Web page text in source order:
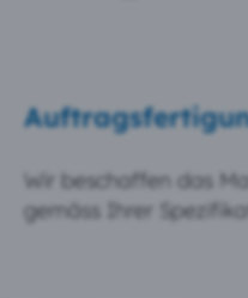
Wir beschaffen das
gemäss Ihrer